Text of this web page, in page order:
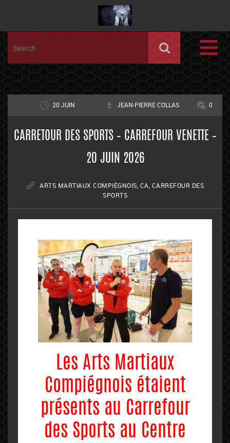
20 JUIN JEAN-PIERRE COLLAS 0
CARRETOUR DES SPORTS – CARREFOUR VENETTE –
20 JUIN 2026
ARTS MARTIAUX COMPIÉGNOIS CA CARREFOUR DES
SPORTS
Les Arts Martiaux
Compiégnois étaient
présents au Carrefour
des Sports au Centre